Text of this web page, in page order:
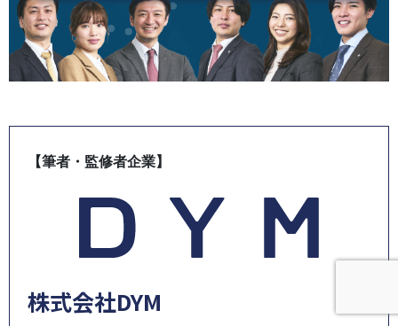
【筆者・監修者企業】
株式会社DYM